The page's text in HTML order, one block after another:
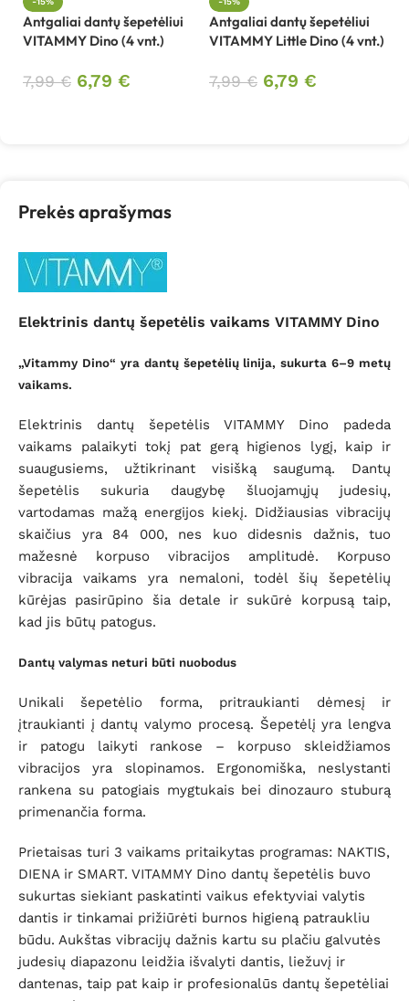
Antgaliai dantų šepetėliui
VITAMMY Dino (4 vnt.)
7,99€ 6,79 €
Antgaliai dantų šepetėliui
VITAMMY Little Dino (4 vnt.)
7,99€ 6,79 €
Prekės aprašymas
Elektrinis dantų šepetėlis vaikams VITAMMY Dino
„Vitammy Dino“ yra dantų šepetėlių linija, sukurta 6–9 metų
vaikams.
Elektrinis dantų šepetėlis VITAMMY Dino padeda
vaikams palaikyti tokį pat gerą higienos lygį, kaip ir
suaugusiems, užtikrinant visišką saugumą. Dantų
šepetėlis sukuria daugybę šluojamųjų judesių,
vartodamas mažą energijos kiekį. Didžiausias vibracijų
skaičius yra 84 000, nes kuo didesnis dažnis, tuo
mažesnė korpuso vibracijos amplitudė.
Korpuso
vibracija vaikams yra nemaloni, todėl šių šepetėlių
kūrėjas pasirūpino šia detale ir sukūrė korpusą taip,
kad jis būtų patogus.
Dantų valymas neturi būti nuobodus
Unikali šepetėlio forma, pritraukianti dėmesį ir
įtraukianti į dantų valymo procesą. Šepetėlį yra lengva
ir patogu laikyti rankose – korpuso skleidžiamos
vibracijos yra slopinamos.
Ergonomiška, neslystanti
rankena su patogiais mygtukais bei dinozauro stuburą
primenančia forma.
Prietaisas turi 3 vaikams pritaikytas programas: NAKTIS,
DIENA ir SMART. VITAMMY Dino dantų šepetėlis buvo
sukurtas siekiant paskatinti vaikus efektyviai valytis
dantis ir tinkamai prižiūrėti burnos higieną patraukliu
būdu. Aukštas vibracijų dažnis kartu su plačiu galvutės
judesių diapazonu leidžia išvalyti dantis, liežuvį ir
dantenas, taip pat kaip ir profesionalūs dantų šepetėliai